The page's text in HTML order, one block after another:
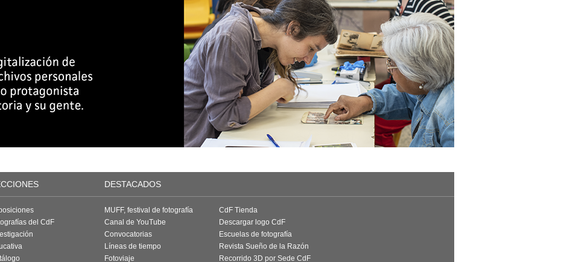
DESTACADOS
del CdF
MUFF, festival de fotografía
Canal de YouTube
Convocatorias
Líneas de tiempo
Fotoviaje
CdF Tienda
Descargar logo CdF
Escuelas de fotografía
Revista Sueño de la Razón
Recorrido 3D por Sede CdF